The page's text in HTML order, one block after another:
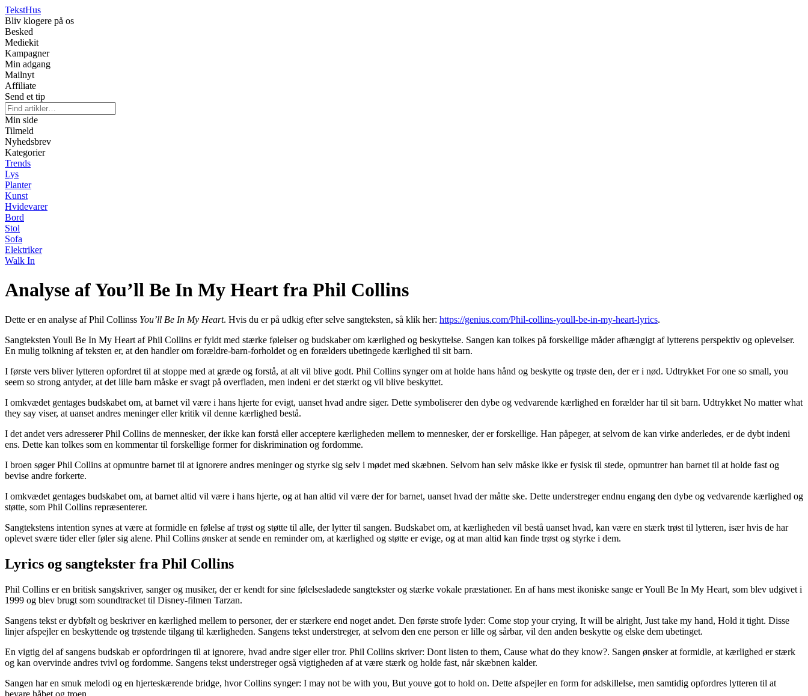
TekstHus
Bliv klogere på os
Besked
Mediekit
Kampagner
Min adgang
Mailnyt
Affiliate
Send et tip
Min side
Tilmeld
Nyhedsbrev
Kategorier
Trends
Lys
Planter
Kunst
Hvidevarer
Bord
Stol
Sofa
Elektriker
Walk In
Analyse af You’ll Be In My Heart fra Phil Collins
Dette er en analyse af Phil Collinss You’ll Be In My Heart. Hvis du er på udkig efter selve sangteksten, så klik her: https://genius.com/Phil-collins-youll-be-in-my-heart-lyrics.
Sangteksten Youll Be In My Heart af Phil Collins er fyldt med stærke følelser og budskaber om kærlighed og beskyttelse. Sangen kan tolkes på forskellige måder afhængigt af lytterens perspektiv og oplevelser.
En mulig tolkning af teksten er, at den handler om forældre-barn-forholdet og en forælders ubetingede kærlighed til sit barn.
I første vers bliver lytteren opfordret til at stoppe med at græde og forstå, at alt vil blive godt. Phil Collins synger om at holde hans hånd og beskytte og trøste den, der er i nød. Udtrykket For one so small, you
seem so strong antyder, at det lille barn måske er svagt på overfladen, men indeni er det stærkt og vil blive beskyttet.
I omkvædet gentages budskabet om, at barnet vil være i hans hjerte for evigt, uanset hvad andre siger. Dette symboliserer den dybe og vedvarende kærlighed en forælder har til sit barn. Udtrykket No matter what
they say viser, at uanset andres meninger eller kritik vil denne kærlighed bestå.
I det andet vers adresserer Phil Collins de mennesker, der ikke kan forstå eller acceptere kærligheden mellem to mennesker, der er forskellige. Han påpeger, at selvom de kan virke anderledes, er de dybt indeni
ens. Dette kan tolkes som en kommentar til forskellige former for diskrimination og fordomme.
I broen søger Phil Collins at opmuntre barnet til at ignorere andres meninger og styrke sig selv i mødet med skæbnen. Selvom han selv måske ikke er fysisk til stede, opmuntrer han barnet til at holde fast og
bevise andre forkerte.
I omkvædet gentages budskabet om, at barnet altid vil være i hans hjerte, og at han altid vil være der for barnet, uanset hvad der måtte ske. Dette understreger endnu engang den dybe og vedvarende kærlighed og
støtte, som Phil Collins repræsenterer.
Sangtekstens intention synes at være at formidle en følelse af trøst og støtte til alle, der lytter til sangen. Budskabet om, at kærligheden vil bestå uanset hvad, kan være en stærk trøst til lytteren, især hvis de har
oplevet svære tider eller føler sig alene. Phil Collins ønsker at sende en reminder om, at kærlighed og støtte er evige, og at man altid kan finde trøst og styrke i dem.
Lyrics og sangtekster fra Phil Collins
Phil Collins er en britisk sangskriver, sanger og musiker, der er kendt for sine følelsesladede sangtekster og stærke vokale præstationer. En af hans mest ikoniske sange er Youll Be In My Heart, som blev udgivet i
1999 og blev brugt som soundtracket til Disney-filmen Tarzan.
Sangens tekst er dybfølt og beskriver en kærlighed mellem to personer, der er stærkere end noget andet. Den første strofe lyder: Come stop your crying, It will be alright, Just take my hand, Hold it tight. Disse
linjer afspejler en beskyttende og trøstende tilgang til kærligheden. Sangens tekst understreger, at selvom den ene person er lille og sårbar, vil den anden beskytte og elske dem ubetinget.
En vigtig del af sangens budskab er opfordringen til at ignorere, hvad andre siger eller tror. Phil Collins skriver: Dont listen to them, Cause what do they know?. Sangen ønsker at formidle, at kærlighed er stærk
og kan overvinde andres tvivl og fordomme. Sangens tekst understreger også vigtigheden af at være stærk og holde fast, når skæbnen kalder.
Sangen har en smuk melodi og en hjerteskærende bridge, hvor Collins synger: I may not be with you, But youve got to hold on. Dette afspejler en form for adskillelse, men samtidig opfordres lytteren til at
bevare håbet og troen.